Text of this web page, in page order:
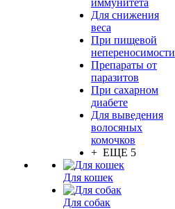
иммунитета
Для снижения
веса
При пищевой
непереносимости
Препараты от
паразитов
При сахарном
диабете
Для выведения
волосяных
комочков
+ ЕЩЕ 5
Для кошек
Для собак